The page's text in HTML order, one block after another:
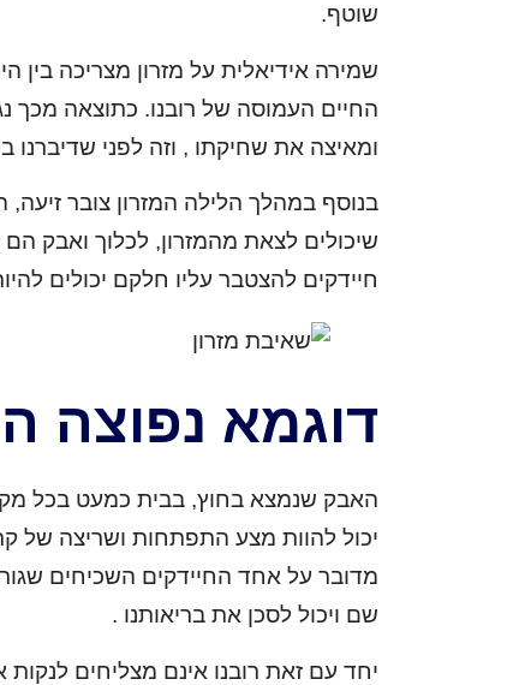
שוטף.
שמירה אידיאלית על מזרון מצריכה
החיים העמוסה של רובנו. כתוצאה מכך
ומאיצה את שחיקתו , וזה לפני שדיברנו
בנוסף במהלך הלילה המזרון צובר זיעה,
שיכולים לצאת מהמזרון, לכלוך ואבק הם
חיידקים להצטבר עליו חלקם יכולים
דוגמא נפוצה
האבק שנמצא בחוץ, בבית כמעט בכל
יכול להוות מצע התפתחות ושריצה של
מדובר על אחד החיידקים השכיחים
שם ויכול לסכן את בריאותנו .
יחד עם זאת רובנו אינם מצליחים